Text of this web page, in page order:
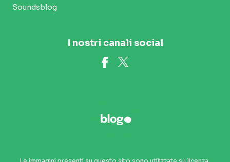
Soundsblog
I nostri canali social